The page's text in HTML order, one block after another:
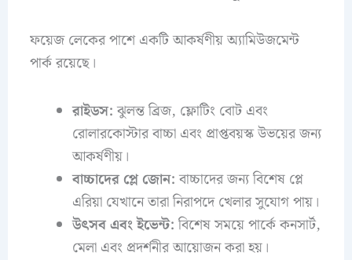
ফয়েজ লেকের পাশে একটি আকর্ষণীয় অ্যামিউজমেন্ট
পার্ক রয়েছে।
রাইডস: ঝুলন্ত ব্রিজ, ফ্লোটিং বোট এবং
রোলারকোস্টার বাচ্চা এবং প্রাপ্তবয়স্ক উভয়ের জন্য
আকর্ষণীয়।
বাচ্চাদের প্লে জোন: বাচ্চাদের জন্য বিশেষ প্লে
এরিয়া যেখানে তারা নিরাপদে খেলার সুযোগ পায়।
উৎসব এবং ইভেন্ট: বিশেষ সময়ে পার্কে কনসার্ট,
মেলা এবং প্রদর্শনীর আয়োজন করা হয়।